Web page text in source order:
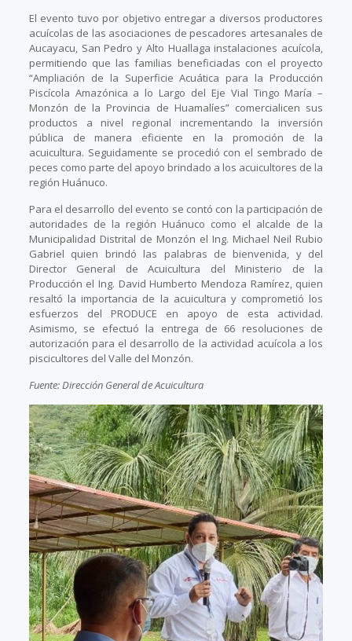
El evento tuvo por objetivo entregar a diversos productores
acuícolas de las asociaciones de pescadores artesanales de
Aucayacu, San Pedro y Alto Huallaga instalaciones acuícola,
permitiendo que las familias beneficiadas con el proyecto
“Ampliación de la Superficie Acuática para la Producción
Piscícola Amazónica a lo Largo del Eje Vial Tingo María –
Monzón de la Provincia de Huamalíes” comercialicen sus
productos a nivel regional incrementando la inversión
pública de manera eficiente en la promoción de la
acuicultura. Seguidamente se procedió con el sembrado de
peces como parte del apoyo brindado a los acuicultores de la
región Huánuco.
Para el desarrollo del evento se contó con la participación de
autoridades de la región Huánuco como el alcalde de la
Municipalidad Distrital de Monzón el Ing. Michael Neil Rubio
Gabriel quien brindó las palabras de bienvenida, y del
Director General de Acuicultura del Ministerio de la
Producción el Ing. David Humberto Mendoza Ramírez, quien
resaltó la importancia de la acuicultura y comprometió los
esfuerzos del PRODUCE en apoyo de esta actividad.
Asimismo, se efectuó la entrega de 66 resoluciones de
autorización para el desarrollo de la actividad acuícola a los
piscicultores del Valle del Monzón.
Fuente: Dirección General de Acuicultura